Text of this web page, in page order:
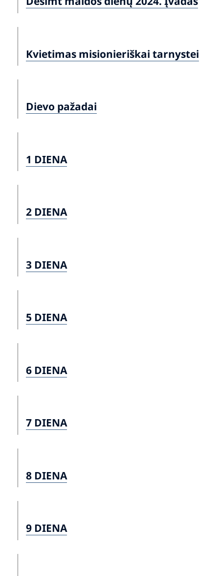
Kvietimas misionieriškai tarnystei
Dievo pažadai
1 DIENA
2 DIENA
3 DIENA
5 DIENA
6 DIENA
7 DIENA
8 DIENA
9 DIENA